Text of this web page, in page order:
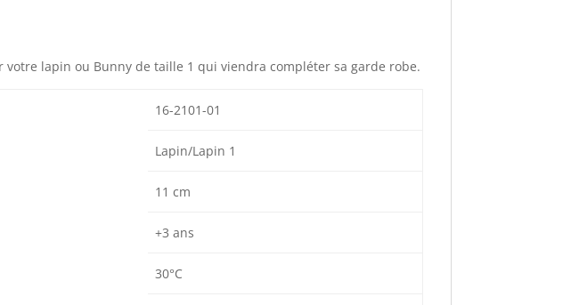
lapin ou Bunny de taille 1 qui viendra compléter sa garde robe.
16-2101-01
Lapin/Lapin 1
11 cm
+3 ans
30°C